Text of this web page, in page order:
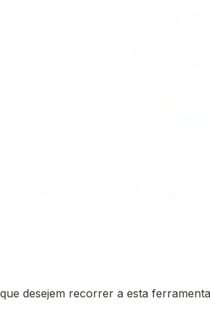
desejem recorrer a esta